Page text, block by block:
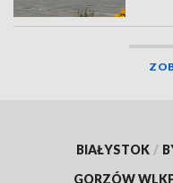
BIAŁYSTOK /
GORZÓW